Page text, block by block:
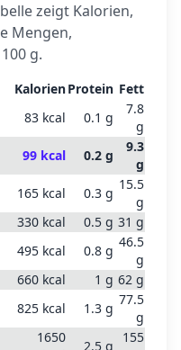
zeigt Kalorien,
Mengen,
g.
KalorienProtein Fett
83 kcal 0.1 g
7.8
g
99 kcal 0.2 g
9.3
g
165 kcal 0.3 g
15.5
g
330 kcal 0.5 g 31 g
495 kcal 0.8 g
46.5
g
660 kcal 1 g 62 g
825 kcal 1.3 g
77.5
g
1650
2.5 g
155